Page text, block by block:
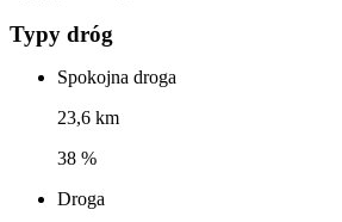
Typy dróg
Spokojna droga
23,6 km
38 %
Droga